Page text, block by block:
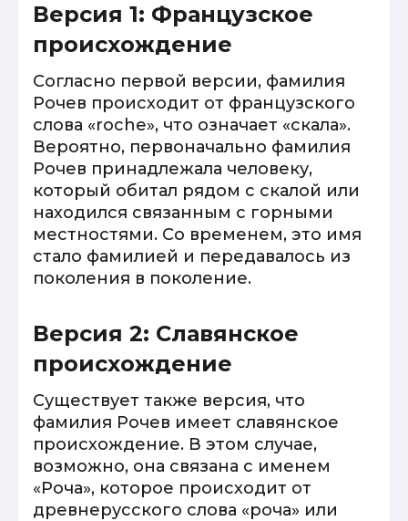
Версия 1: Французское
происхождение
Согласно первой версии, фамилия
Рочев происходит от французского
слова «roche», что означает «скала».
Вероятно, первоначально фамилия
Рочев принадлежала человеку,
который обитал рядом с скалой или
находился связанным с горными
местностями. Со временем, это имя
стало фамилией и передавалось из
поколения в поколение.
Версия 2: Славянское
происхождение
Существует также версия, что
фамилия Рочев имеет славянское
происхождение. В этом случае,
возможно, она связана с именем
«Роча», которое происходит от
древнерусского слова «роча» или